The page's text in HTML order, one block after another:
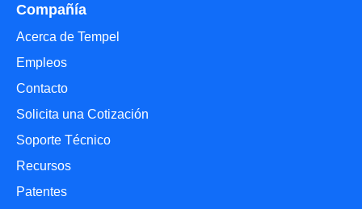
Compañía
Acerca de Tempel
Empleos
Contacto
Solicita una Cotización
Soporte Técnico
Recursos
Patentes